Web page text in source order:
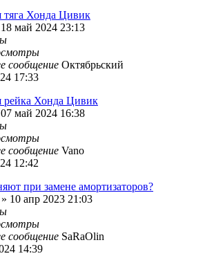
тяга Хонда Цивик
18 май 2024 23:13
сообщение Октябрьский
17:33
рейка Хонда Цивик
07 май 2024 16:38
сообщение Vano
12:42
при замене амортизаторов?
» 10 апр 2023 21:03
сообщение SaRaOlin
14:39